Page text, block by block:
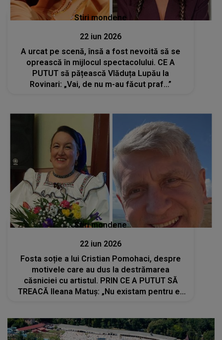
Stiri mondene
22 iun 2026
A urcat pe scenă, însă a fost nevoită să se
oprească în mijlocul spectacolului. CE A
PUTUT să pățească Vlăduța Lupău la
Rovinari: „Vai, de nu m-au făcut praf…”
Stiri mondene
22 iun 2026
Fosta soție a lui Cristian Pomohaci, despre
motivele care au dus la destrămarea
căsniciei cu artistul. PRIN CE A PUTUT SĂ
TREACĂ Ileana Matuș: „Nu existam pentru el.